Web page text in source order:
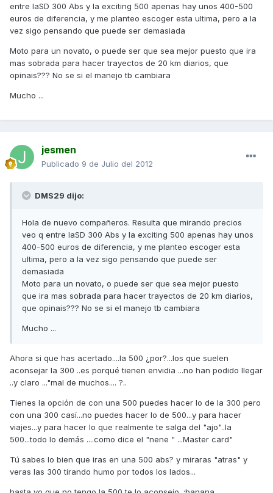
entre laSD 300 Abs y la exciting 500 apenas hay unos 400-500
euros de diferencia, y me planteo escoger esta ultima, pero a la
vez sigo pensando que puede ser demasiada
Moto para un novato, o puede ser que sea mejor puesto que ira
mas sobrada para hacer trayectos de 20 km diarios, que
opinais??? No se si el manejo tb cambiara
Mucho ...
jesmen
Publicado 9 de Julio del 2012
DMS29 dijo:
Hola de nuevo compañeros. Resulta que mirando precios
veo q entre laSD 300 Abs y la exciting 500 apenas hay unos
400-500 euros de diferencia, y me planteo escoger esta
ultima, pero a la vez sigo pensando que puede ser
demasiada
Moto para un novato, o puede ser que sea mejor puesto
que ira mas sobrada para hacer trayectos de 20 km diarios,
que opinais??? No se si el manejo tb cambiara
Mucho ...
Ahora si que has acertado....la 500 ¿por?...los que suelen
aconsejar la 300 ..es porqué tienen envidia ...no han podido llegar
..y claro ..."mal de muchos.... ?..
Tienes la opción de con una 500 puedes hacer lo de la 300 pero
con una 300 casí...no puedes hacer lo de 500...y para hacer
viajes...y para hacer lo que realmente te salga del "ajo"..la
500...todo lo demás ....como dice el "nene " ...Master card"
Tú sabes lo bien que iras en una 500 abs? y miraras "atras" y
veras las 300 tirando humo por todos los lados...